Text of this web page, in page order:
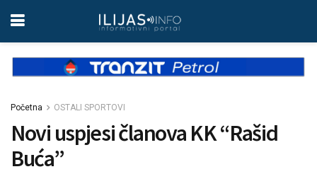
Početna OSTALI SPORTOVI
Novi uspjesi članova KK “Rašid
Buća”